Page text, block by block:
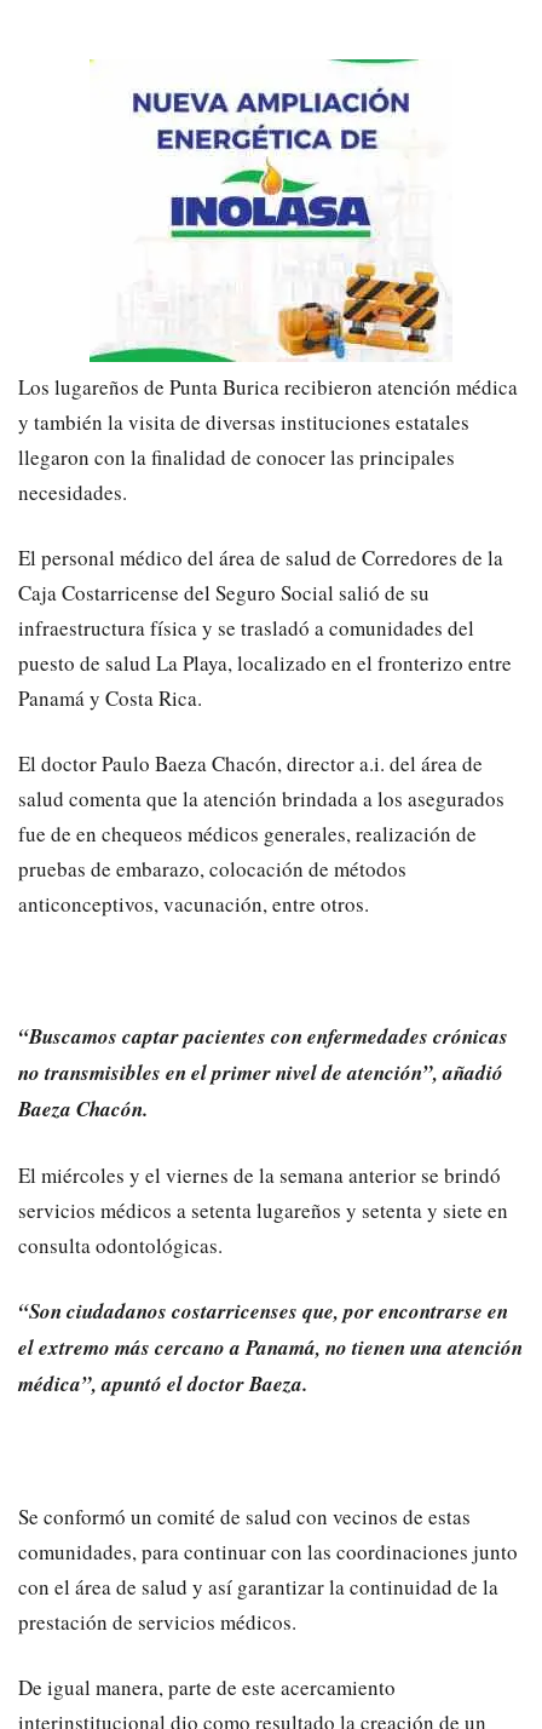
Los lugareños de Punta Burica recibieron atención médica
y también la visita de diversas instituciones estatales
llegaron con la finalidad de conocer las principales
necesidades.
El personal médico del área de salud de Corredores de la
Caja Costarricense del Seguro Social salió de su
infraestructura física y se trasladó a comunidades del
puesto de salud La Playa, localizado en el fronterizo entre
Panamá y Costa Rica.
El doctor Paulo Baeza Chacón, director a.i. del área de
salud comenta que la atención brindada a los asegurados
fue de en chequeos médicos generales, realización de
pruebas de embarazo, colocación de métodos
anticonceptivos, vacunación, entre otros.
“Buscamos captar pacientes con enfermedades crónicas
no transmisibles en el primer nivel de atención”, añadió
Baeza Chacón.
El miércoles y el viernes de la semana anterior se brindó
servicios médicos a setenta lugareños y setenta y siete en
consulta odontológicas.
“Son ciudadanos costarricenses que, por encontrarse en
el extremo más cercano a Panamá, no tienen una atención
médica”, apuntó el doctor Baeza.
Se conformó un comité de salud con vecinos de estas
comunidades, para continuar con las coordinaciones junto
con el área de salud y así garantizar la continuidad de la
prestación de servicios médicos.
De igual manera, parte de este acercamiento
interinstitucional dio como resultado la creación de un